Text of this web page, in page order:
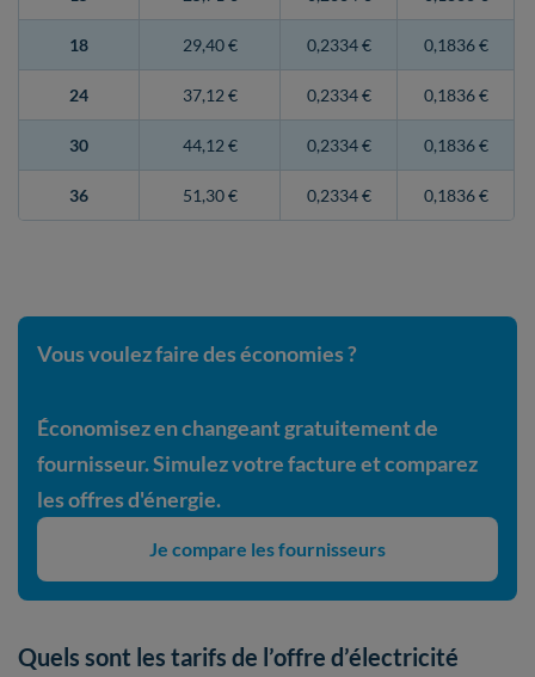
18 29,40 € 0,2334 € 0,1836 €
24 37,12 € 0,2334 € 0,1836 €
30 44,12 € 0,2334 € 0,1836 €
36 51,30 € 0,2334 € 0,1836 €
Vous voulez faire des économies ?
Économisez en changeant gratuitement de
fournisseur. Simulez votre facture et comparez
les offres d'énergie.
Je compare les fournisseurs
Quels sont les tarifs de l’offre d’électricité